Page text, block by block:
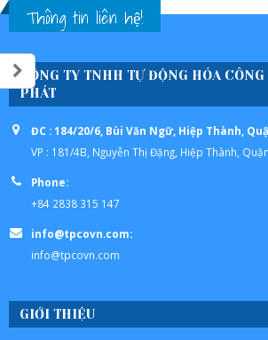
Thông tin liên hệ!
CÔNG TY TNHH TỰ ĐỘNG HÓA
PHÁT
ĐC : 184/20/6, Bùi Văn Ngữ, Hiệp Thành,
VP : 181/4B, Nguyễn Thị Đặng, Hiệp Thành,
Phone:
+84 2838 315 147
info@tpcovn.com:
info@tpcovn.com
GIỚI THIỆU